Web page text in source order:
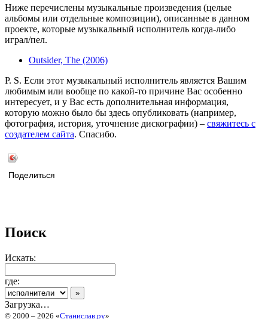
Ниже перечислены музыкальные произведения (целые
альбомы или отдельные композиции), описанные в данном
проекте, которые музыкальный исполнитель когда-либо
играл/пел.
Outsider, The (2006)
P. S. Если этот музыкальный исполнитель является Вашим
любимым или вообще по какой-то причине Вас особенно
интересует, и у Вас есть дополнительная информация,
которую можно было бы здесь опубликовать (например,
фотография, история, уточнение дискографии) – свяжитесь с
создателем сайта. Спасибо.
Поделиться
Поиск
Искать:
где:
Загрузка…
© 2000 – 2026 «Станислав.ру»